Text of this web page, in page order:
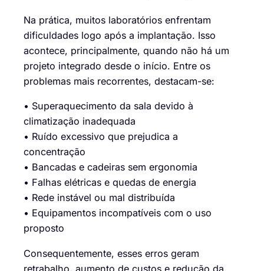
Na prática, muitos laboratórios enfrentam
dificuldades logo após a implantação. Isso
acontece, principalmente, quando não há um
projeto integrado desde o início. Entre os
problemas mais recorrentes, destacam-se:
• Superaquecimento da sala devido à
climatização inadequada
• Ruído excessivo que prejudica a
concentração
• Bancadas e cadeiras sem ergonomia
• Falhas elétricas e quedas de energia
• Rede instável ou mal distribuída
• Equipamentos incompatíveis com o uso
proposto
Consequentemente, esses erros geram
retrabalho, aumento de custos e redução da